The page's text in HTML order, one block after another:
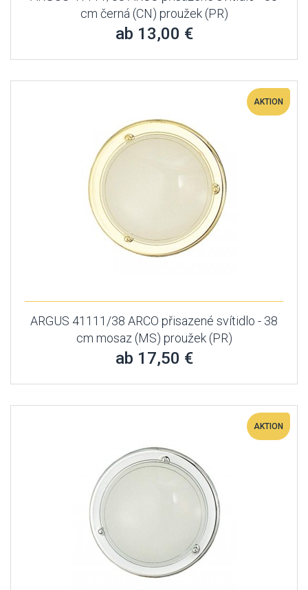
cm černá (CN) proužek (PR)
ab 13,00 €
AKTION
ARGUS 41111/38 ARCO přisazené svítidlo - 38
cm mosaz (MS) proužek (PR)
ab 17,50 €
AKTION